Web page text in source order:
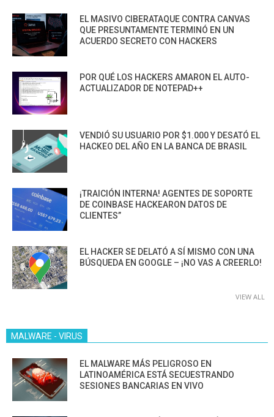
EL MASIVO CIBERATAQUE CONTRA CANVAS
QUE PRESUNTAMENTE TERMINÓ EN UN
ACUERDO SECRETO CON HACKERS
POR QUÉ LOS HACKERS AMARON EL AUTO-
ACTUALIZADOR DE NOTEPAD++
VENDIÓ SU USUARIO POR $1.000 Y DESATÓ EL
HACKEO DEL AÑO EN LA BANCA DE BRASIL
¡TRAICIÓN INTERNA! AGENTES DE SOPORTE
DE COINBASE HACKEARON DATOS DE
CLIENTES”
EL HACKER SE DELATÓ A SÍ MISMO CON UNA
BÚSQUEDA EN GOOGLE – ¡NO VAS A CREERLO!
VIEW ALL
MALWARE - VIRUS
EL MALWARE MÁS PELIGROSO EN
LATINOAMÉRICA ESTÁ SECUESTRANDO
SESIONES BANCARIAS EN VIVO